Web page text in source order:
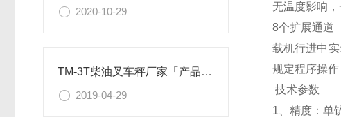
2020-10-29
TM-3T柴油叉车秤厂家「产品介绍」
2019-04-29
无温度影响
8个扩展通道
载机行进中
规定程序操
技术参数
1、精度：单